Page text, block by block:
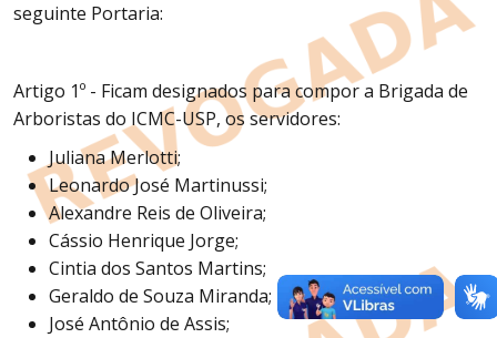
seguinte Portaria:
Artigo 1º - Ficam designados para compor a Brigada de
Arboristas do ICMC-USP, os servidores:
Juliana Merlotti;
Leonardo José Martinussi;
Alexandre Reis de Oliveira;
Cássio Henrique Jorge;
Cintia dos Santos Martins;
Geraldo de Souza Miranda;
José Antônio de Assis;